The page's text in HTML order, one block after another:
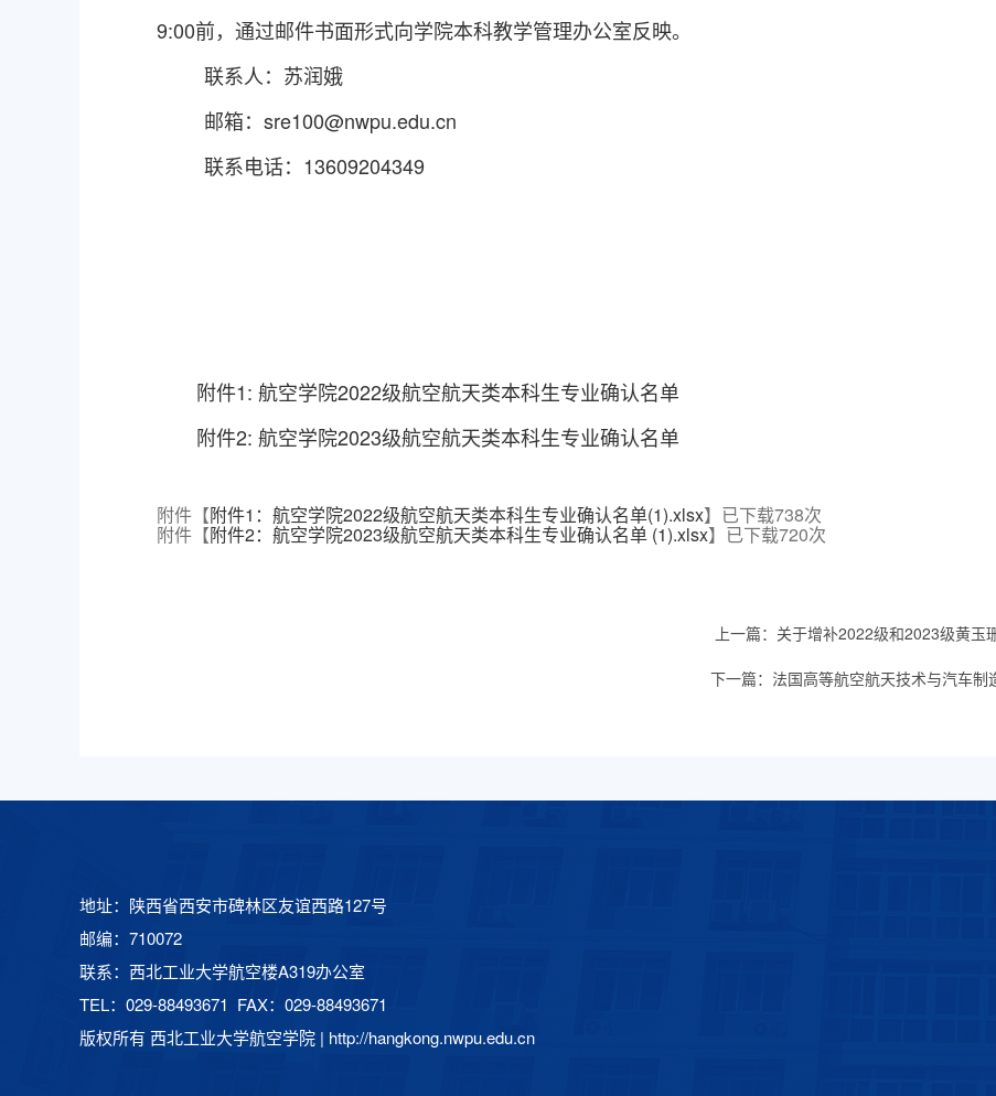
9:00前，通过邮件书面形式向学院本科教学管理办公室反映。
联系人：苏润娥
邮箱： sre100@nwpu.edu.cn
联系电话： 13609204349
附件1: 航空学院2022级航空航天类本科生专业确认名单
附件2: 航空学院2023级航空航天类本科生专业确认名单
附件【附件1：航空学院2022级航空航天类本科生专业确认名单(1).xlsx】已下载738次
附件【附件2：航空学院2023级航空航天类本科生专业确认名单 (1).xlsx】已下载720次
上一篇： 关于增补2022级和2023级黄玉
下一篇： 法国高等航空航天技术与汽车制
地址：陕西省西安市碑林区友谊西路127号
邮编：710072
联系：西北工业大学航空楼A319办公室
TEL：029-88493671 FAX：029-88493671
版权所有 西北工业大学航空学院 | http://hangkong.nwpu.edu.cn